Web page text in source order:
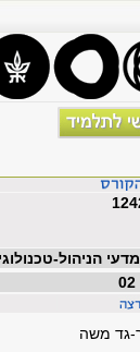
מדעי הניהול-
גד משה